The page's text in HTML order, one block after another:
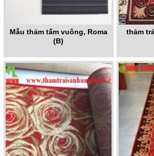
Mẫu thảm tấm vuông, Roma
(B)
thảm